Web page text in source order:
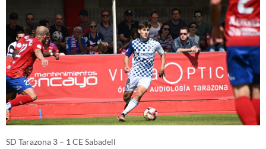
SD Tarazona 3 – 1 CE Sabadell